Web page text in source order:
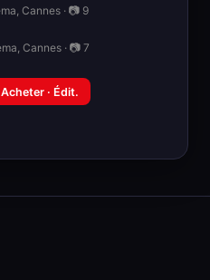
Cannes · 📷 9
Cannes · 📷 7
Acheter · Édit.